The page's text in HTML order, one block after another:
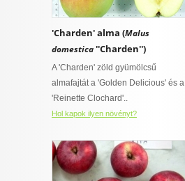
'Charden' alma (Malus
domestica''Charden'')
A 'Charden' zöld gyümölcsű
almafajtát a 'Golden Delicious' és a
'Reinette Clochard'..
Hol kapok ilyen növényt?